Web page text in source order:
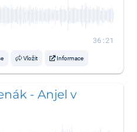
36:21
Vložit Informace
- Anjel v